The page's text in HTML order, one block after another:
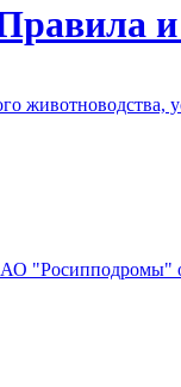
АО "Росипподромы"